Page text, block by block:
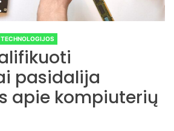
TECHNOLOGIJOS
pasidalija
apie kompiuterių